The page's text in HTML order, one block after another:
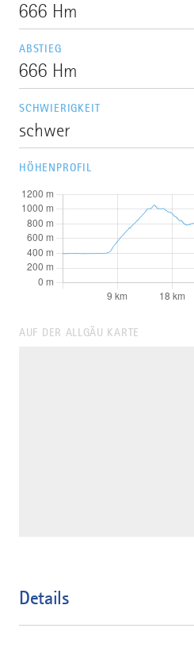
666 Hm
ABSTIEG
666 Hm
SCHWIERIGKEIT
schwer
HÖHENPROFIL
AUF DER ALLGÄU KARTE
Details